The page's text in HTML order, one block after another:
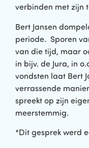
verbinden met zijn
Bert Jansen
periode. Sporen
van die tijd, maar
in bijv. de Jura, in
vondsten laat Bert
verrassende
spreekt op zijn
meerstemmig.
*Dit gesprek werd